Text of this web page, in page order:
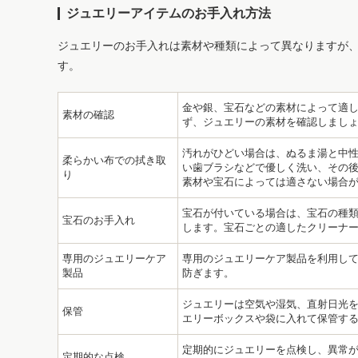
ジュエリーアイテムのお手入れ方法
ジュエリーのお手入れは素材や種類によって異なりますが
す。
素材の確認
金や銀、宝石などの素材によって適
ず、ジュエリーの素材を確認しましょ
柔らかい布での拭き取
り
汚れがひどい場合は、ぬるま湯と中
い歯ブラシなどで優しく洗い、その
素材や宝石によっては適さない場合
宝石のお手入れ
宝石が付いている場合は、宝石の種
します。宝石ごとの適したクリーナ
専用のジュエリーケア
製品
専用のジュエリーケア製品を利用し
防ぎます。
保管
ジュエリーは空気や湿気、直射日光
エリーボックスや袋に入れて保管す
定期的にジュエリーを点検し、異常